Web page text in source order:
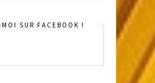
MOI SUR FACEBOOK !